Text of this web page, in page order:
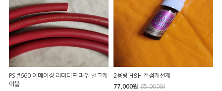
PS #660 어메이징 리미티드 파워 벌크케
이블
2용량 H&H 접점개선제
77,000원 85,000원